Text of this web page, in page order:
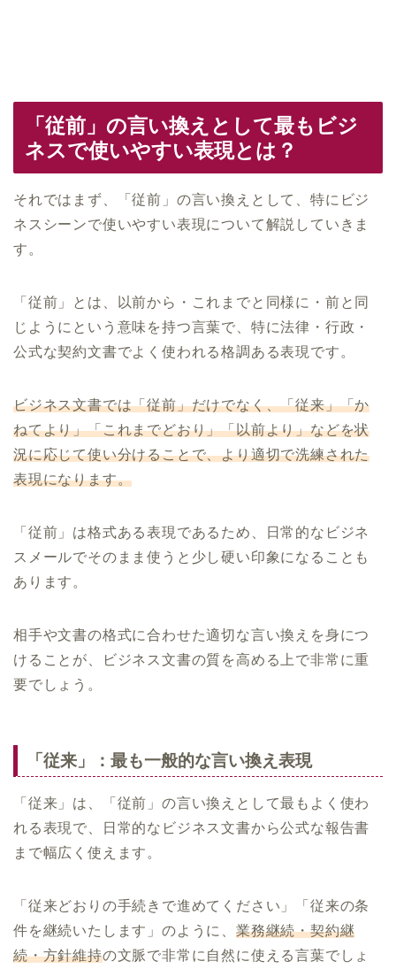
「従前」の言い換えとして最もビジ
ネスで使いやすい表現とは？
それではまず、「従前」の言い換えとして、特にビジ
ネスシーンで使いやすい表現について解説していきま
す。
「従前」とは、以前から・これまでと同様に・前と同
じようにという意味を持つ言葉で、特に法律・行政・
公式な契約文書でよく使われる格調ある表現です。
ビジネス文書では「従前」だけでなく、「従来」「か
ねてより」「これまでどおり」「以前より」などを状
況に応じて使い分けることで、より適切で洗練された
表現になります。
「従前」は格式ある表現であるため、日常的なビジネ
スメールでそのまま使うと少し硬い印象になることも
あります。
相手や文書の格式に合わせた適切な言い換えを身につ
けることが、ビジネス文書の質を高める上で非常に重
要でしょう。
「従来」：最も一般的な言い換え表現
「従来」は、「従前」の言い換えとして最もよく使わ
れる表現で、日常的なビジネス文書から公式な報告書
まで幅広く使えます。
「従来どおりの手続きで進めてください」「従来の条
件を継続いたします」のように、 業務継続・契約継
続・方針維持の文脈で非常に自然に使える言葉でしょ